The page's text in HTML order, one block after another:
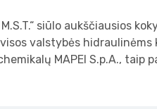
M.S.T.“ siūlo aukščiausios
valstybės hidraulinėms
MAPEI S.p.A., taip